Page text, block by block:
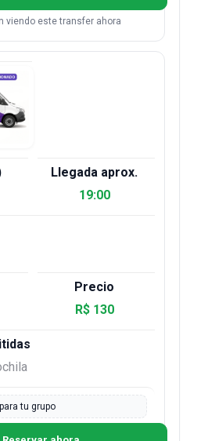
viendo este transfer ahora
19:00
R$ 130
tu grupo